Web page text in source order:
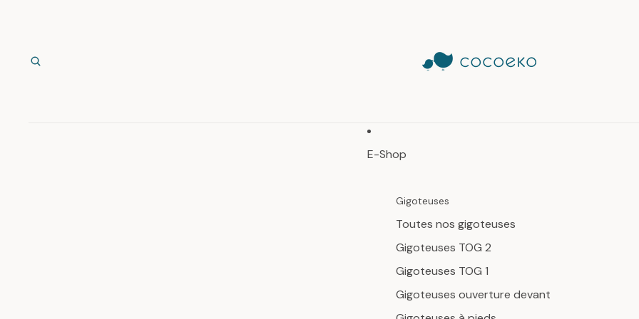
E-Shop
Gigoteuses
Toutes nos gigoteuses
Gigoteuses TOG 2
Gigoteuses TOG 1
Gigoteuses ouverture devant